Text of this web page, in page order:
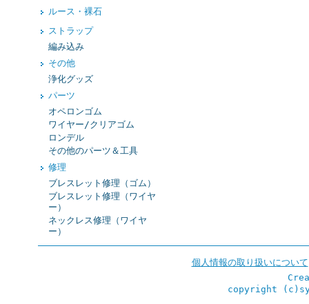
ルース・裸石
ストラップ
編み込み
その他
浄化グッズ
パーツ
オペロンゴム
ワイヤー/クリアゴム
ロンデル
その他のパーツ＆工具
修理
ブレスレット修理（ゴム）
ブレスレット修理（ワイヤ
ー）
ネックレス修理（ワイヤ
ー）
個人情報の取り扱いについて
copyright